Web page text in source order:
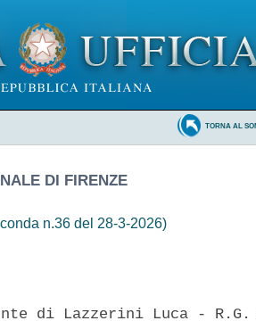
TORNA AL
DI FIRENZE
n.36 del 28-3-2026)
di Lazzerini Luca - R.G.